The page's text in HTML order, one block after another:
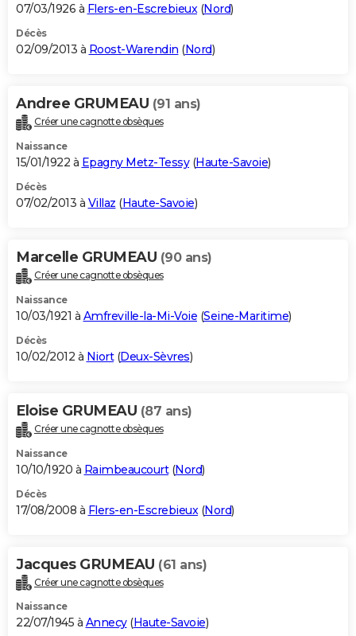
07/03/1926 à Flers-en-Escrebieux(Nord)
Décès
02/09/2013 à Roost-Warendin (Nord)
Andree GRUMEAU (91 ans)
Créer une cagnotte obsèques
Naissance
15/01/1922 à Epagny Metz-Tessy(Haute-Savoie)
Décès
07/02/2013 à Villaz (Haute-Savoie)
Marcelle GRUMEAU (90 ans)
Créer une cagnotte obsèques
Naissance
10/03/1921 à Amfreville-la-Mi-Voie (Seine-Maritime)
Décès
10/02/2012 à Niort(Deux-Sèvres)
Eloise GRUMEAU (87 ans)
Créer une cagnotte obsèques
Naissance
10/10/1920 à Raimbeaucourt(Nord)
Décès
17/08/2008 à Flers-en-Escrebieux (Nord)
Jacques GRUMEAU (61 ans)
Créer une cagnotte obsèques
Naissance
22/07/1945 à Annecy(Haute-Savoie)